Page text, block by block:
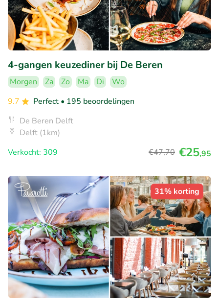
4-gangen keuzediner bij De Beren
Morgen Za Zo Ma Di
Wo
9.7
Perfect • 195 beoordelingen
De Beren Delft
Delft (1km)
Verkocht: 309
€47,70 €25,95
31% korting